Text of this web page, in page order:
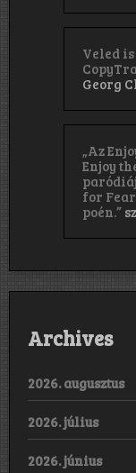
Veled
Georg
„Az
Enjoy
for
poén.”
Archives
2026. augusztus
2026. július
2026. június